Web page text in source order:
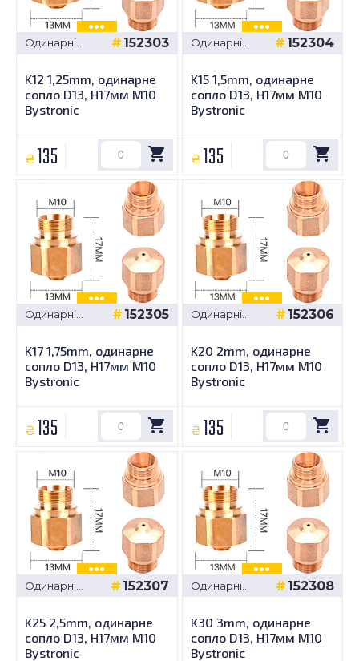
Одинарні
H17мм M10
152303
K12 1,25mm, одинарне
сопло D13, H17мм M10
Bystronic
₴ 135
Одинарні
H17мм M10
152304
K15 1,5mm, одинарне
сопло D13, H17мм M10
Bystronic
₴ 135
Одинарні
H17мм M10
152305
K17 1,75mm, одинарне
сопло D13, H17мм M10
Bystronic
₴ 135
Одинарні
H17мм M10
152306
K20 2mm, одинарне
сопло D13, H17мм M10
Bystronic
₴ 135
Одинарні
H17мм M10
152307
K25 2,5mm, одинарне
сопло D13, H17мм M10
Bystronic
Одинарні
H17мм M10
152308
K30 3mm, одинарне
сопло D13, H17мм M10
Bystronic